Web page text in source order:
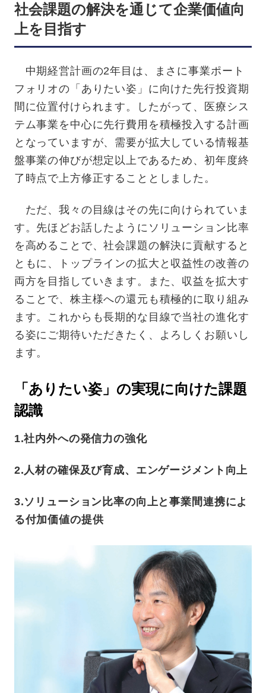
社会課題の解決を通じて企業価値向
上を目指す
中期経営計画の2年目は、まさに事業ポート
フォリオの「ありたい姿」に向けた先行投資期
間に位置付けられます。したがって、医療シス
テム事業を中心に先行費用を積極投入する計画
となっていますが、需要が拡大している情報基
盤事業の伸びが想定以上であるため、初年度終
了時点で上方修正することとしました。
ただ、我々の目線はその先に向けられていま
す。先ほどお話したようにソリューション比率
を高めることで、社会課題の解決に貢献すると
ともに、トップラインの拡大と収益性の改善の
両方を目指していきます。また、収益を拡大す
ることで、株主様への還元も積極的に取り組み
ます。これからも長期的な目線で当社の進化す
る姿にご期待いただきたく、よろしくお願いし
ます。
「ありたい姿」の実現に向けた課題
認識
1.社内外への発信力の強化
2.人材の確保及び育成、エンゲージメント向上
3.ソリューション比率の向上と事業間連携によ
る付加価値の提供